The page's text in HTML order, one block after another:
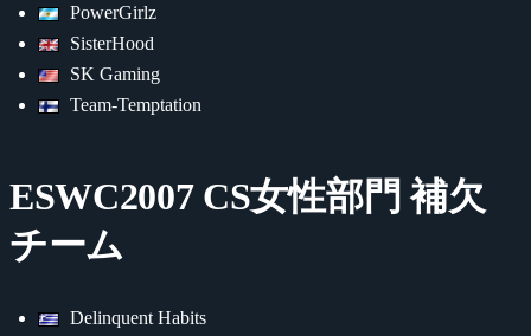
PowerGirlz
SisterHood
SK Gaming
Team-Temptation
ESWC2007 CS女性部門 補欠
チーム
Delinquent Habits